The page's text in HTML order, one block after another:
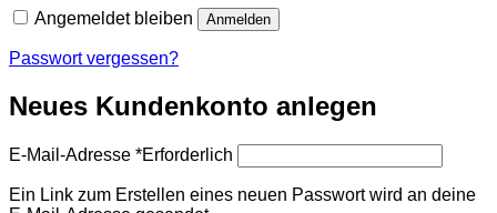
Angemeldet bleiben Anmelden
Passwort vergessen?
Neues Kundenkonto anlegen
E-Mail-Adresse *Erforderlich
Ein Link zum Erstellen eines neuen Passwort wird an deine